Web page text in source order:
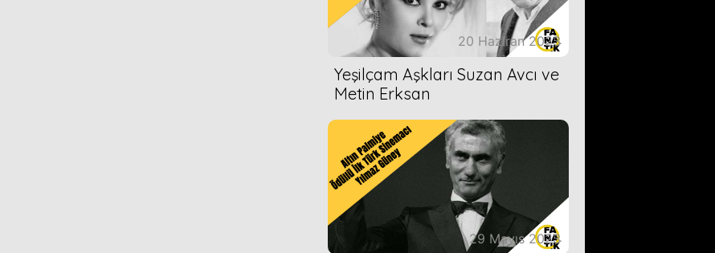
20 Haziran 2023
Yeşilçam Aşkları Suzan Avcı ve
Metin Erksan
29 Mayıs 2023